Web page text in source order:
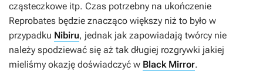
cząsteczkowe itp. Czas potrzebny na ukończenie
Reprobates będzie znacząco większy niż to było w
przypadku Nibiru, jednak jak zapowiadają twórcy nie
należy spodziewać się aż tak długiej rozgrywki jakiej
mieliśmy okazję doświadczyć w Black Mirror.